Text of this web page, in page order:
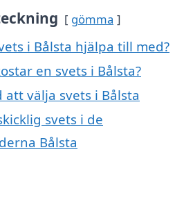
gömma
i Bålsta hjälpa till med?
en svets i Bålsta?
att välja svets i Bålsta
svets i de
Bålsta